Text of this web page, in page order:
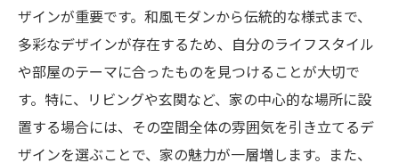
精神的安定を支える高級神棚の魅力
伝統と現代が融合する高級神棚の特別な空間
伝統と現代のデザインが共鳴する高級神棚
高級神棚がもたらす新しい生活空間
和の心を現代に伝える高級神棚
ザインが重要です。和風モダンから伝統的な様式まで、
多彩なデザインが存在するため、自分のライフスタイル
や部屋のテーマに合ったものを見つけることが大切で
す。特に、リビングや玄関など、家の中心的な場所に設
置する場合には、その空間全体の雰囲気を引き立てるデ
ザインを選ぶことで、家の魅力が一層増します。また、